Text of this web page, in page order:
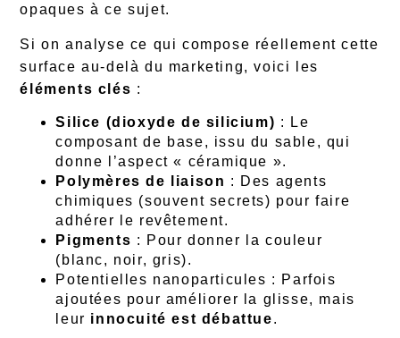
opaques à ce sujet.
Si on analyse ce qui compose réellement cette
surface au-delà du marketing, voici les
éléments clés :
Silice (dioxyde de silicium) : Le
composant de base, issu du sable, qui
donne l’aspect « céramique ».
Polymères de liaison : Des agents
chimiques (souvent secrets) pour faire
adhérer le revêtement.
Pigments : Pour donner la couleur
(blanc, noir, gris).
Potentielles nanoparticules : Parfois
ajoutées pour améliorer la glisse, mais
leur innocuité est débattue.